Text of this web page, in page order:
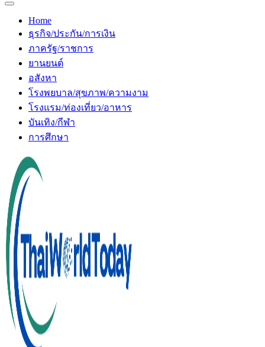
Home
ธุรกิจ/ประกัน/การเงิน
ภาครัฐ/ราชการ
ยานยนต์
อสังหา
โรงพยบาล/สุขภาพ/ความงาม
โรงแรม/ท่องเที่ยว/อาหาร
บันเทิง/กีฬา
การศึกษา